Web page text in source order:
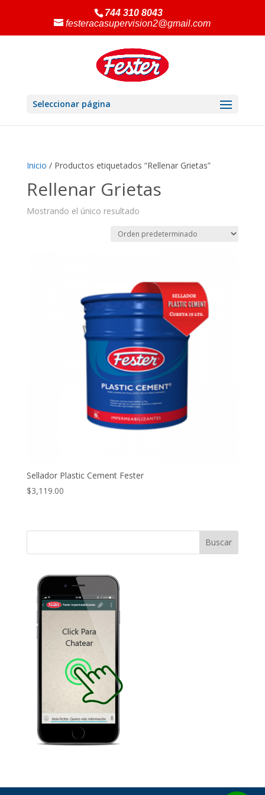
744 310 8043
festeracasupervision2@gmail.com
Seleccionar página
Inicio / Productos etiquetados “Rellenar Grietas”
Rellenar Grietas
Mostrando el único resultado
Sellador Plastic Cement Fester
$3,119.00